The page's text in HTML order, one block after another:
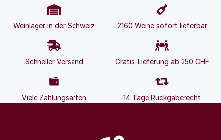
Weinlager in der Schweiz 2160 Weine sofort lieferbar
Schneller Versand Gratis-Lieferung ab 250 CHF
Viele Zahlungsarten 14 Tage Rückgaberecht